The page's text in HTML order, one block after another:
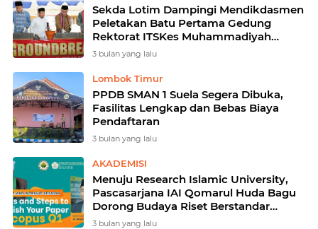
Sekda Lotim Dampingi Mendikdasmen
Peletakan Batu Pertama Gedung
Rektorat ITSKes Muhammadiyah
Selong ‎
3 bulan yang lalu
Lombok Timur
PPDB SMAN 1 Suela Segera Dibuka,
Fasilitas Lengkap dan Bebas Biaya
Pendaftaran
3 bulan yang lalu
AKADEMISI
Menuju Research Islamic University,
Pascasarjana IAI Qomarul Huda Bagu
Dorong Budaya Riset Berstandar
Scopus Q1
3 bulan yang lalu